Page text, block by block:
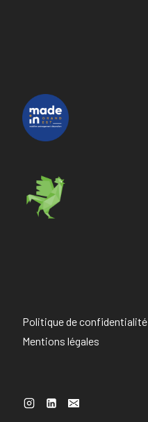
Politique de confidentialité
Mentions légales